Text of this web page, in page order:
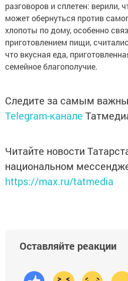
разговоров и сплетен: верили,
может обернуться против
хлопоты по дому, особенно
приготовлением пищи,
что вкусная еда,
семейное благополучие.
Следите за самым
Telegram-канале
Читайте новости
национальном
https://max.ru/tatmedia
Оставляйте реакции